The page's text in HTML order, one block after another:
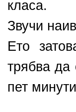
класа.
Звучи
Ето
трябва
пет